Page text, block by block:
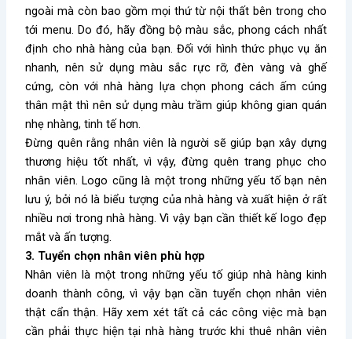
ngoài mà còn bao gồm mọi thứ từ nội thất bên trong cho
tới menu. Do đó, hãy đồng bộ màu sắc, phong cách nhất
định cho nhà hàng của bạn. Đối với hình thức phục vụ ăn
nhanh, nên sử dụng màu sắc rực rỡ, đèn vàng và ghế
cứng, còn với nhà hàng lựa chọn phong cách ấm cúng
thân mật thì nên sử dụng màu trầm giúp không gian quán
nhẹ nhàng, tinh tế hơn.
Đừng quên rằng nhân viên là người sẽ giúp bạn xây dựng
thương hiệu tốt nhất, vì vậy, đừng quên trang phục cho
nhân viên. Logo cũng là một trong những yếu tố bạn nên
lưu ý, bởi nó là biểu tượng của nhà hàng và xuất hiện ở rất
nhiều nơi trong nhà hàng. Vì vậy bạn cần thiết kế logo đẹp
mắt và ấn tượng.
3. Tuyển chọn nhân viên phù hợp
Nhân viên là một trong những yếu tố giúp nhà hàng kinh
doanh thành công, vì vậy bạn cần tuyển chọn nhân viên
thật cẩn thận. Hãy xem xét tất cả các công việc mà bạn
cần phải thực hiện tại nhà hàng trước khi thuê nhân viên